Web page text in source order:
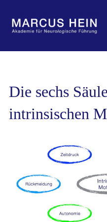
springen
Die sechs
intrinsischen